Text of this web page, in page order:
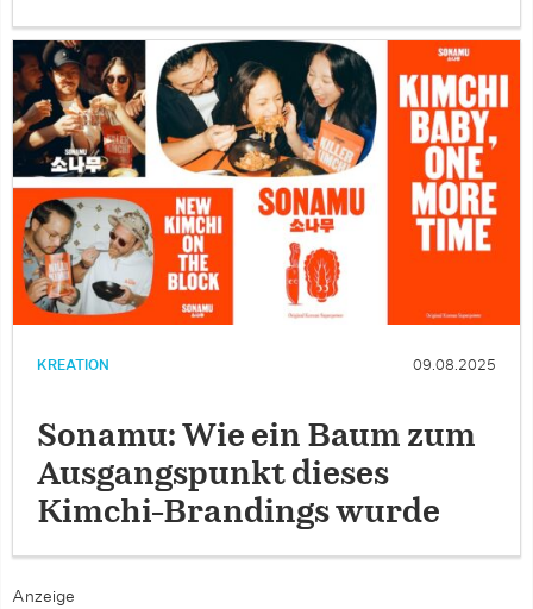
KREATION 09.08.2025
Sonamu: Wie ein Baum zum
Ausgangspunkt dieses
Kimchi-Brandings wurde
Anzeige